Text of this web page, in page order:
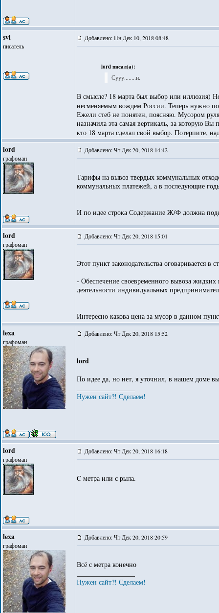
svl
писатель
Добавлено: Пн Дек 10, 2018 08:48
lord писал(а):
Сууу........и.
В смысле? 18 марта был выбор или иллюзия)
несменяемым вождем России. Теперь нужно
Ежели стеб не понятен, поясняю. Мусором
назначила эта самая вертикаль, за которую
кто 18 марта сделал свой выбор. Потерпите,
lord
графоман
Добавлено: Чт Дек 20, 2018 14:42
Тарифы на вывоз твердых коммунальных
коммунальных платежей, а в последующие
И по идее строка Содержание Ж/Ф должна
lord
графоман
Добавлено: Чт Дек 20, 2018 15:01
Этот пункт законодательства оговаривается
- Обеспечение своевременного вывоза
деятельности индивидуальных
Интересно какова цена за мусор в данном
lexa
графоман
Добавлено: Чт Дек 20, 2018 15:52
lord
По идее да, но нет, я уточнил, в нашем доме
Нужен сайт?! Сделаем!
lord
графоман
Добавлено: Чт Дек 20, 2018 16:18
C метра или с рыла.
lexa
графоман
Добавлено: Чт Дек 20, 2018 20:59
Всё с метра конечно
Нужен сайт?! Сделаем!